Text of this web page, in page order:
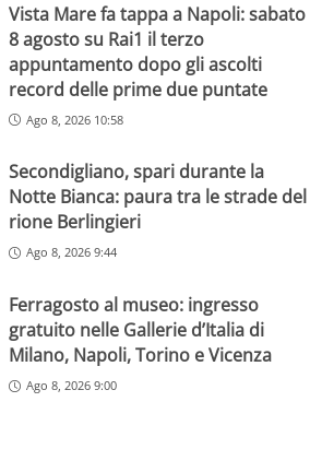
Vista Mare fa tappa a Napoli: sabato
8 agosto su Rai1 il terzo
appuntamento dopo gli ascolti
record delle prime due puntate
Ago 8, 2026 10:58
Secondigliano, spari durante la
Notte Bianca: paura tra le strade del
rione Berlingieri
Ago 8, 2026 9:44
Ferragosto al museo: ingresso
gratuito nelle Gallerie d’Italia di
Milano, Napoli, Torino e Vicenza
Ago 8, 2026 9:00